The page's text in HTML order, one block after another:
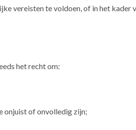
vereisten te voldoen, of in het
het recht om:
onjuist of onvolledig zijn;